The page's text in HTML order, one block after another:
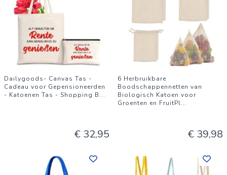
Dailygoods- Canvas Tas -
Cadeau voor Gepensioneerden
- Katoenen Tas - Shopping B...
€ 32,95
6 Herbruikbare
Boodschappennetten van
Biologisch Katoen voor
Groenten en FruitPl...
€ 39,98